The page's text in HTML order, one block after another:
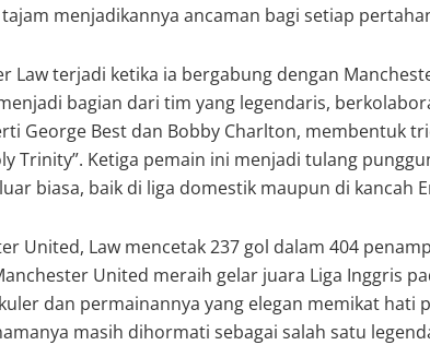
menjadikannya ancaman bagi setiap
Law terjadi ketika ia bergabung dengan
bagian dari tim yang legendaris,
George Best dan Bobby Charlton, membentuk
Trinity”. Ketiga pemain ini menjadi tulang
biasa, baik di liga domestik maupun di kancah
United, Law mencetak 237 gol dalam 404
United meraih gelar juara Liga Inggris
dan permainannya yang elegan memikat hati
masih dihormati sebagai salah satu